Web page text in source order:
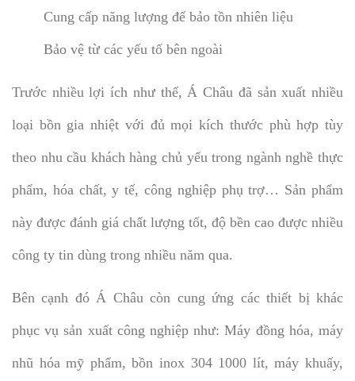
Cung cấp năng lượng để bảo tồn nhiên liệu
Bảo vệ từ các yếu tố bên ngoài
Trước nhiều lợi ích như thế, Á Châu đã sản xuất nhiều
loại bồn gia nhiệt với đủ mọi kích thước phù hợp tùy
theo nhu cầu khách hàng chủ yếu trong ngành nghề thực
phẩm, hóa chất, y tế, công nghiệp phụ trợ… Sản phẩm
này được đánh giá chất lượng tốt, độ bền cao được nhiều
công ty tin dùng trong nhiều năm qua.
Bên cạnh đó Á Châu còn cung ứng các thiết bị khác
phục vụ sản xuất công nghiệp như: Máy đồng hóa, máy
nhũ hóa mỹ phẩm, bồn inox 304 1000 lít, máy khuấy,